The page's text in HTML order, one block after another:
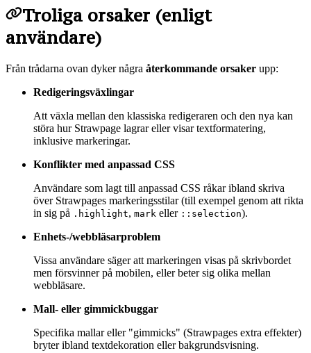
Troliga orsaker (enligt
användare)
Från trådarna ovan dyker några återkommande orsaker upp:
Redigeringsväxlingar
Att växla mellan den klassiska redigeraren och den nya kan
störa hur Strawpage lagrar eller visar textformatering,
inklusive markeringar.
Konflikter med anpassad CSS
Användare som lagt till anpassad CSS råkar ibland skriva
över Strawpages markeringsstilar (till exempel genom att rikta
in sig på .highlight, mark eller ::selection).
Enhets-/webbläsarproblem
Vissa användare säger att markeringen visas på skrivbordet
men försvinner på mobilen, eller beter sig olika mellan
webbläsare.
Mall- eller gimmickbuggar
Specifika mallar eller "gimmicks" (Strawpages extra effekter)
bryter ibland textdekoration eller bakgrundsvisning.